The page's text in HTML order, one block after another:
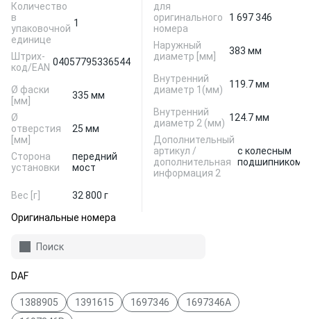
Количество
в
упаковочной
единице
1
Штрих-
код/EAN 04057795336544
Ø фаски
[мм]
335 мм
Ø
отверстия
[мм]
25 мм
Сторона
установки
передний
мост
Вес [г] 32 800 г
для
оригинального
номера
1 697 346
Наружный
диаметр [мм]
383 мм
Внутренний
диаметр 1(мм)
119.7 мм
Внутренний
диаметр 2 (мм) 124.7 мм
Дополнительный
артикул /
дополнительная
информация 2
с колесным
подшипником
Оригинальные номера
Поиск
DAF
1388905 1391615 1697346
1697346A